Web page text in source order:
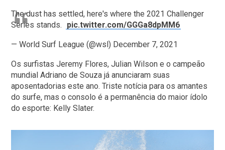
The dust has settled, here's where the 2021 Challenger
Series stands.
pic.twitter.com/GGGa8dpMM6
— World Surf League (@wsl) December 7, 2021
Os surfistas Jeremy Flores, Julian Wilson e o campeão
mundial Adriano de Souza já anunciaram suas
aposentadorias este ano. Triste notícia para os amantes
do surfe, mas o consolo é a permanência do maior ídolo
do esporte: Kelly Slater.